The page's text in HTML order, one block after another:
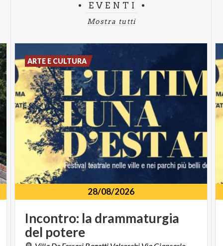
EVENTI
Mostra tutti
28/08/2026
Incontro: la drammaturgia
del potere
ARTE E CULTURA